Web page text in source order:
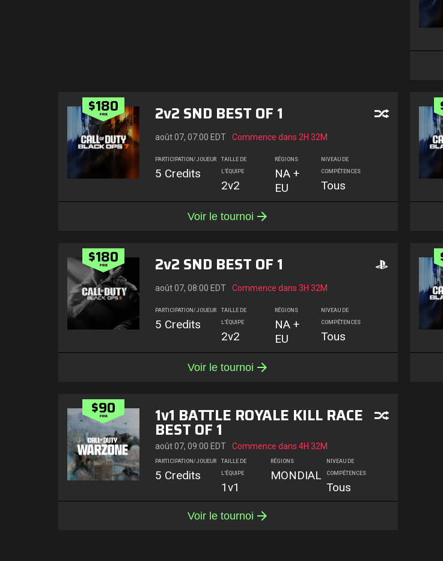
$180
PRIX 2v2 SND BEST OF 1
août 07, 07:00 EDT Commence dans 2H 32M
PARTICIPATION/JOUEUR
5 Credits
TAILLE DE
L'ÉQUIPE
2v2
RÉGIONS
NA +
EU
NIVEAU DE
COMPÉTENCES
Tous
Voir le tournoi
$180
PRIX 2v2 SND BEST OF 1
août 07, 08:00 EDT Commence dans 3H 32M
PARTICIPATION/JOUEUR
5 Credits
TAILLE DE
L'ÉQUIPE
2v2
RÉGIONS
NA +
EU
NIVEAU DE
COMPÉTENCES
Tous
Voir le tournoi
$90
PRIX 1v1 BATTLE ROYALE KILL RACE
BEST OF 1
août 07, 09:00 EDT Commence dans 4H 32M
PARTICIPATION/JOUEUR
5 Credits
TAILLE DE
L'ÉQUIPE
1v1
RÉGIONS
MONDIAL
NIVEAU DE
COMPÉTENCES
Tous
Voir le tournoi